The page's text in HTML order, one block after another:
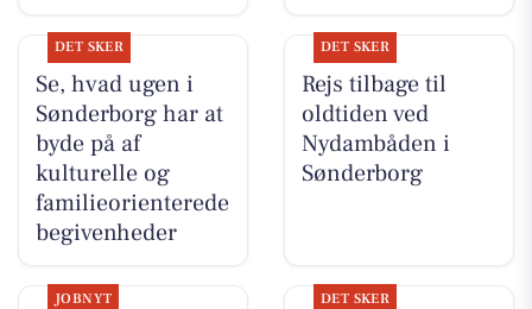
DET SKER
Se, hvad ugen i
Sønderborg har at
byde på af
kulturelle og
familieorienterede
begivenheder
DET SKER
Rejs tilbage til
oldtiden ved
Nydambåden i
Sønderborg
JOBNYT DET SKER